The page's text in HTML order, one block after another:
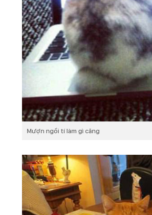
Mượn ngồi tí làm gì căng